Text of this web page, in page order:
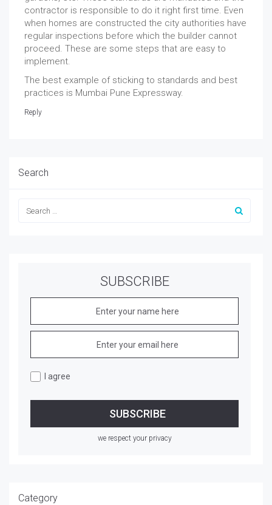
contractor is responsible to do it right first time. Even
when homes are constructed the city authorities have
regular inspections before which the builder cannot
proceed. These are some steps that are easy to
implement.
The best example of sticking to standards and best
practices is Mumbai Pune Expressway.
Reply
Search
SUBSCRIBE
I agree
we respect your privacy
Category